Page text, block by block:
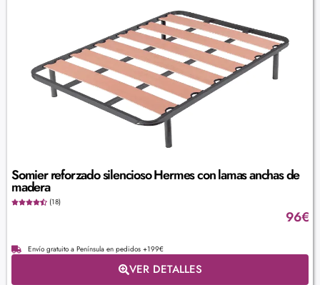
Somier reforzado silencioso Hermes con lamas anchas de
madera
(18)
96€
Envío gratuito a Península en pedidos +199€
VER DETALLES